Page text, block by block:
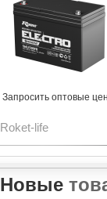
Запросить оптовые
Roket-life
Новые